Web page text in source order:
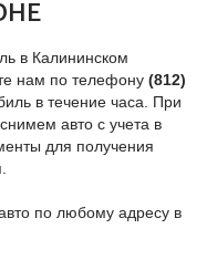
в Калининском
нам по телефону (812)
в течение часа. При
авто с учета в
для получения
по любому адресу в